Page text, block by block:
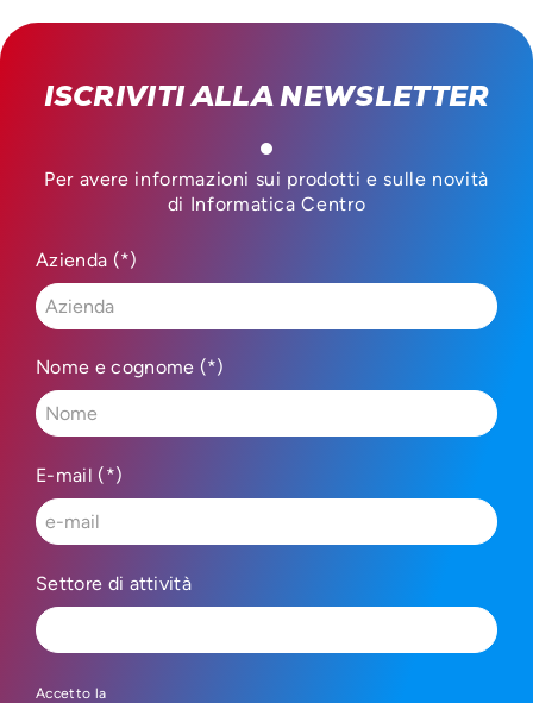
ISCRIVITI ALLA NEWSLETTER
Per avere informazioni sui prodotti e sulle novità
di Informatica Centro
Azienda (*)
Nome e cognome (*)
E-mail (*)
Settore di attività
Accetto la